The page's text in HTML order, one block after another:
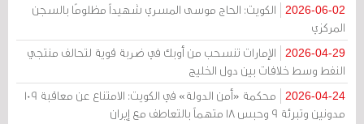
2026-06-02
الكويت: الحاج موسى المسري شهيداً مظلومًا بالسجن
المركزي
2026-04-29
الإمارات تنسحب من أوبك في ضربة قوية لتحالف منتجي
النفط وسط خلافات بين دول الخليج
2026-04-24
محكمة «أمن الدولة» في الكويت: الامتناع عن معاقبة 109
مدونين وتبرئة 9 وحبس 18 متهماً بالتعاطف مع إيران